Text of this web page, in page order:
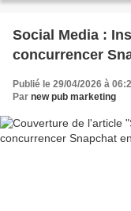
Social Media :
concurrencer
Publié le 29/04/2026 à
Par new pub marketing